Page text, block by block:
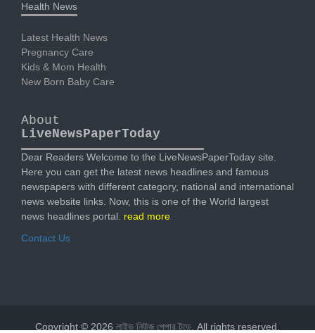
Health News
Latest Health News
Pregnancy Care
Kids & Mom Health
New Born Baby Care
About
LiveNewsPaperToday
Dear Readers Welcome to the LiveNewsPaperToday site.
Here you can get the latest news headlines and famous
newspapers with different category, national and international
news website links. Now, this is one of the World largest
news headlines portal. read more
Contact Us
Copyright © 2026 লাইভ নিউজ পেপার টুডে . All rights reserved.